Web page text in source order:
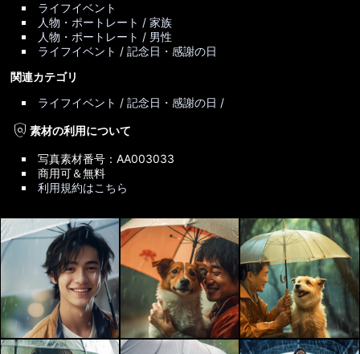
ライフイベント
人物・ポートレート / 家族
人物・ポートレート / 男性
ライフイベント / 記念日・感謝の日
関連カテゴリ
ライフイベント / 記念日・感謝の日 /
policy素材の利用について
写真素材番号：AA003033
商用可＆無料
利用規約はこちら